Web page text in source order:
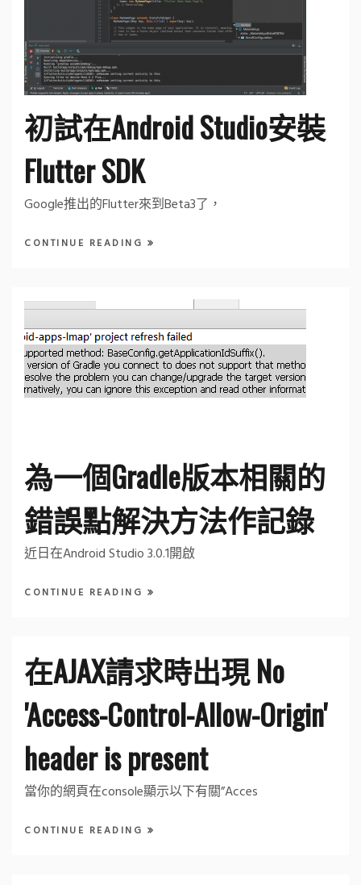
初試在Android Studio安裝
Flutter SDK
Google推出的Flutter來到Beta3了，
CONTINUE READING
為一個Gradle版本相關的
錯誤點解決方法作記錄
近日在Android Studio 3.0.1開啟
CONTINUE READING
在AJAX請求時出現 No
'Access-Control-Allow-Origin'
header is present
當你的網頁在console顯示以下有關”Acces
CONTINUE READING